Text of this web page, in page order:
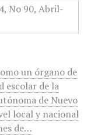
un órgano de
escolar de la
de Nuevo
local y nacional
de…